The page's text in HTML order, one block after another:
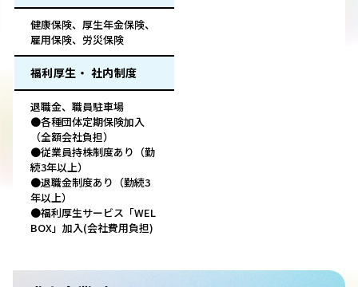
健康保険、厚生年金保険、
雇用保険、労災保険
福利厚生・ 社内制度
退職金、職員駐車場
●各種団体定期保険加入
（全額会社負担）
●従業員持株制度あり（勤
続3年以上）
●退職金制度あり（勤続3
年以上）
●福利厚生サービス「WEL
BOX」加入(会社費用負担)